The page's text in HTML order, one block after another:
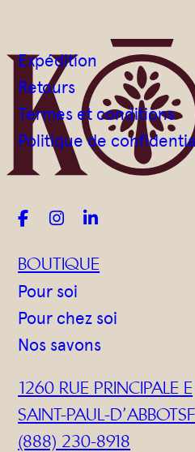
Gommages
Huiles à massage
Hydratants
Savons en barre
Expédition
Retours
Termes et conditions
Politique de
  
BOUTIQUE
Pour soi
Pour chez soi
Nos savons
1260 RUE PRINCIPALE E
SAINT-PAUL-
(888) 230-8918